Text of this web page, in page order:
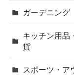
ガーデニング
キッチン用品
貨
スポーツ・ア